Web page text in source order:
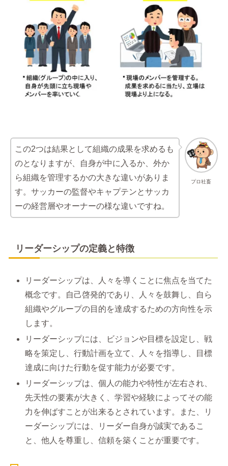
プロ社畜
この2つは結果として組織の成果を求めるも
のとなりますが、自身が中に入るか、外か
ら組織を管理するかの大きな違いがありま
す。サッカーの監督やキャプテンとサッカ
ーの経営層やオーナーの様な違いですね。
リーダーシップの定義と特徴
リーダーシップは、人々を導くことに焦点を当てた
概念です。自己啓発的であり、人々を鼓舞し、自ら
組織やグループの目的を達成するための方向性を示
します。
リーダーシップには、ビジョンや目標を設定し、戦
略を策定し、行動計画を立て、人々を指導し、目標
達成に向けた行動を促す能力が必要です。
リーダーシップは、個人の能力や特性が左右され、
先天性の要素が大きく、学習や経験によってその能
力を伸ばすことが出来るとされています。また、リ
ーダーシップには、リーダー自身が誠実であるこ
と、他人を尊重し、信頼を築くことが重要です。